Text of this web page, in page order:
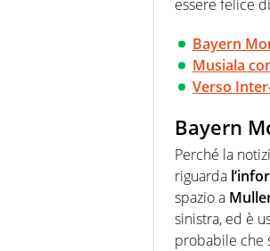
100%
essere felice
Bayern
Musiala
Verso
Bayern
Perché la
riguarda
spazio a
sinistra, ed è
probabile che